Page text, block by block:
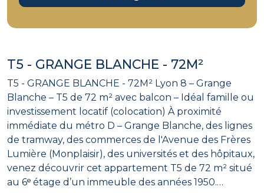
T5 - GRANGE BLANCHE - 72M²
T5 - GRANGE BLANCHE - 72M² Lyon 8 – Grange
Blanche – T5 de 72 m² avec balcon – Idéal famille ou
investissement locatif (colocation) À proximité
immédiate du métro D – Grange Blanche, des lignes
de tramway, des commerces de l'Avenue des Frères
Lumière (Monplaisir), des universités et des hôpitaux,
venez découvrir cet appartement T5 de 72 m² situé
au 6ᵉ étage d’un immeuble des années 1950.